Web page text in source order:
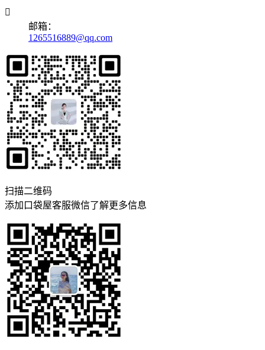

邮箱：
1265516889@qq.com
扫描二维码
添加口袋屋客服微信了解更多信息